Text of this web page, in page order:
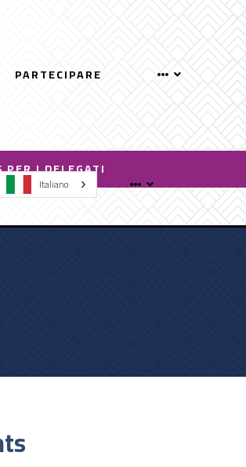
PRENOTA IL TUO PASS PER I DELEGATI
Italiano